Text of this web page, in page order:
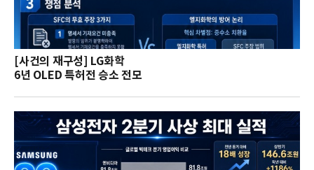
[사건의 재구성] LG화학
6년 OLED 특허전 승소 전모